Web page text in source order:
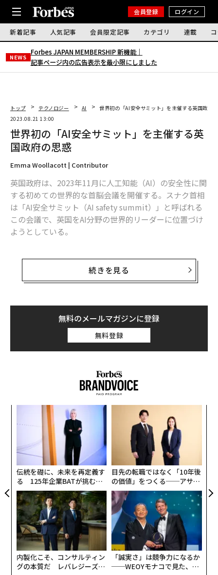
会員登録 ログイン
新着記事 人気記事 会員限定記事 カテゴリ 連載
NEWS
Forbes JAPAN MEMBERSHIP 新機能｜
記事ページ内の広告表示を最小限にしました
トップ テクノロジー AI
世界初の「AI安全サミット」を主催する英国政府
2023.08.21 13:00
世界初の「AI安全サミット」を主催する英
国政府の思惑
Emma Woollacott | Contributor
英国政府は、2023年11月に人工知能（AI）の安全性に関
する初めての世界的な首脳会議を開催する。スナク首相
は「AI安全サミット（AI safety summit）」と呼ばれる
この会議で、英国をAI分野の世界的リーダーに位置づけ
ようとしている。
6月に発表されたこのサミットは、第二次世界大戦中に
アラン・チューリングなどの優秀な数学者らが集結し、
ナチスドイツのエニグマ暗号を解読したことで知られる
11月のサミットの目的は、AIのリスクとその軽減方法を
検討し、各国が共通のアプローチで協力するためのプラ
ットフォームを構築することにある。出席者には、Ope
nAIやDeepMind、アンソロピック、さらに英国の計画を
ンティアのトップらが含まれている。
続きを見る
無料のメールマガジンに登録
無料登録
伝統を礎に、未来を再定義す
る 125年企業BATが挑むス
モークレスな未来
目先の転職ではなく「10年後
の価値」をつくる──アサイ
ンの長期伴走型支援とは
内製化こそ、コンサルティン
グの本質だ レバレジーズが
「誠実さ」は競争力になるか
──WEOYモナコで見た、く